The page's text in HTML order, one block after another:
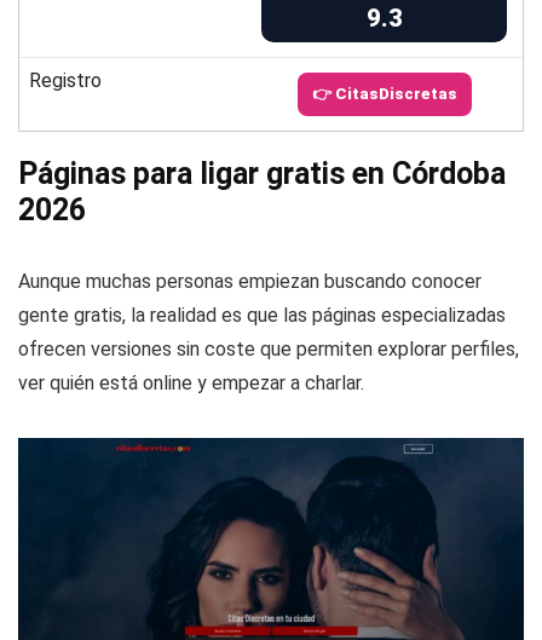
9.3
Registro
👉 CitasDiscretas
Páginas para ligar gratis en Córdoba
2026
Aunque muchas personas empiezan buscando conocer
gente gratis, la realidad es que las páginas especializadas
ofrecen versiones sin coste que permiten explorar perfiles,
ver quién está online y empezar a charlar.